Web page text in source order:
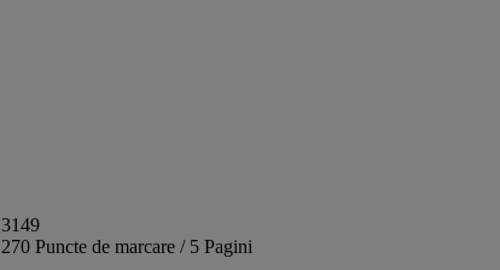
3149
270 Puncte de marcare / 5 Pagini